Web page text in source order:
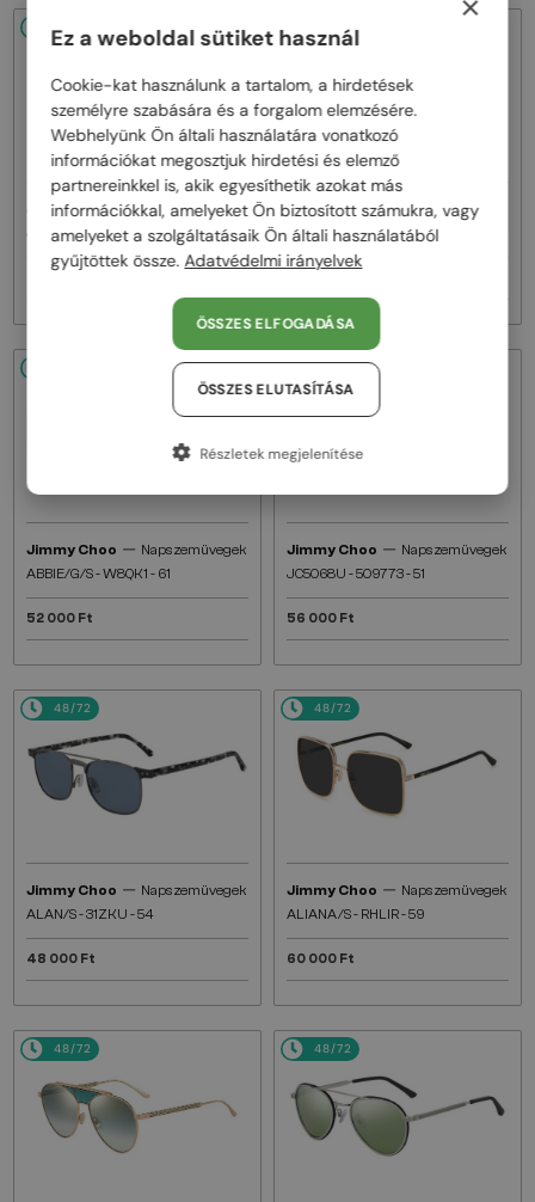
48/72
Jimmy Choo—Napszemüvegek
JC4012 - 300613 - 60
48/72
Jimmy Choo—Napszemüvegek
JC4012 - 300620 - 60
Jimmy Choo — Napszemüvegek
ABBIE/G/S - W8QK1 - 61
52 000 Ft
48/72
Jimmy Choo — Napszemüvegek
JC5068U - 509773 - 51
56 000 Ft
48/72
Jimmy Choo — Napszemüvegek
ALAN/S - 31ZKU - 54
48 000 Ft
48/72
Jimmy Choo — Napszemüvegek
ALIANA/S - RHLIR - 59
60 000 Ft
48/72 48/72
Ez a weboldal sütiket használ
Cookie-kat használunk a tartalom, a hirdetések
személyre szabására és a forgalom elemzésére.
Webhelyünk Ön általi használatára vonatkozó
információkat megosztjuk hirdetési és elemző
partnereinkkel is, akik egyesíthetik azokat más
információkkal, amelyeket Ön biztosított számukra, vagy
amelyeket a szolgáltatásaik Ön általi használatából
gyűjtöttek össze.Adatvédelmi irányelvek
ÖSSZES ELFOGADÁSA
ÖSSZES ELUTASÍTÁSA
Részletek megjelenítése